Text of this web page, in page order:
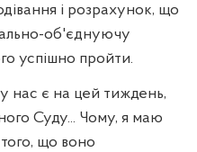
і розрахунок, що
об'єднуючу
успішно пройти.
у нас є на цей тиждень,
Суду... Чому, я маю
що воно